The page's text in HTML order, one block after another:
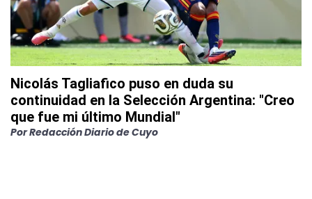
Nicolás Tagliafico puso en duda su
continuidad en la Selección Argentina: "Creo
que fue mi último Mundial"
PorRedacción Diario de Cuyo